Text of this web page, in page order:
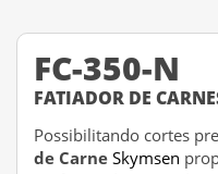
FC-350-N
FATIADOR DE
Possibilitando cortes
de Carne Skymsen